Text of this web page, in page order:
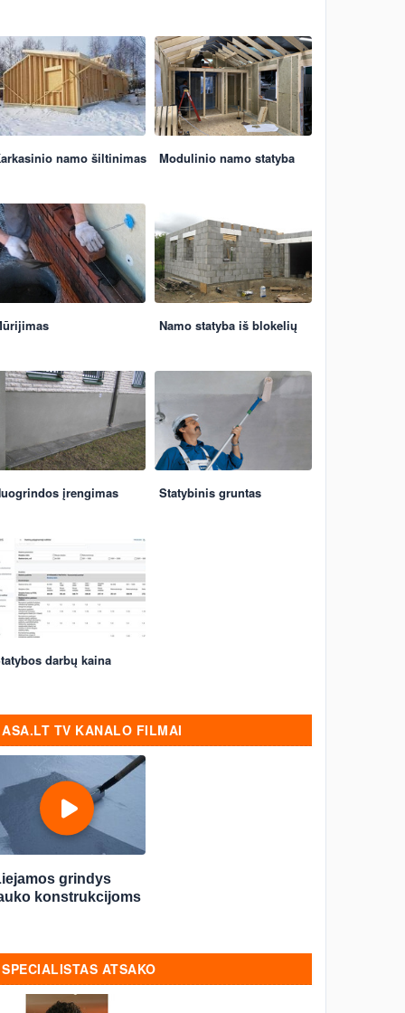
namo šiltinimas Modulinio namo statyba
Namo statyba iš blokelių
įrengimas Statybinis gruntas
darbų kaina
ASA.LT TV KANALO FILMAI
grindys
konstrukcijoms
SPECIALISTAS ATSAKO